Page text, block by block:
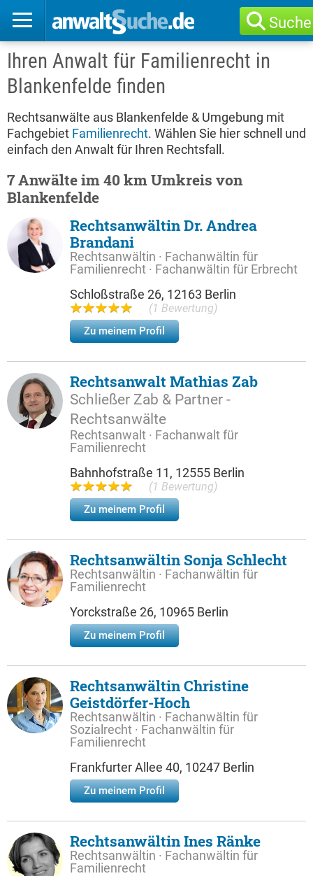
Suche
Ihren Anwalt für Familienrecht in
Blankenfelde finden
Rechtsanwälte aus Blankenfelde & Umgebung mit
Fachgebiet Familienrecht. Wählen Sie hier schnell und
einfach den Anwalt für Ihren Rechtsfall.
7 Anwälte im 40 km Umkreis von
Blankenfelde
Rechtsanwältin Dr. Andrea
Brandani
Rechtsanwältin · Fachanwältin für
Familienrecht · Fachanwältin für Erbrecht
Schloßstraße 26, 12163 Berlin
(1 Bewertung)
Zu meinem Profil
Rechtsanwalt Mathias Zab
Schließer Zab & Partner -
Rechtsanwälte
Rechtsanwalt · Fachanwalt für
Familienrecht
Bahnhofstraße 11, 12555 Berlin
(1 Bewertung)
Zu meinem Profil
Rechtsanwältin Sonja Schlecht
Rechtsanwältin · Fachanwältin für
Familienrecht
Yorckstraße 26, 10965 Berlin
Zu meinem Profil
Rechtsanwältin Christine
Geistdörfer-Hoch
Rechtsanwältin · Fachanwältin für
Sozialrecht · Fachanwältin für
Familienrecht
Frankfurter Allee 40, 10247 Berlin
Zu meinem Profil
Rechtsanwältin Ines Ränke
Rechtsanwältin · Fachanwältin für
Familienrecht